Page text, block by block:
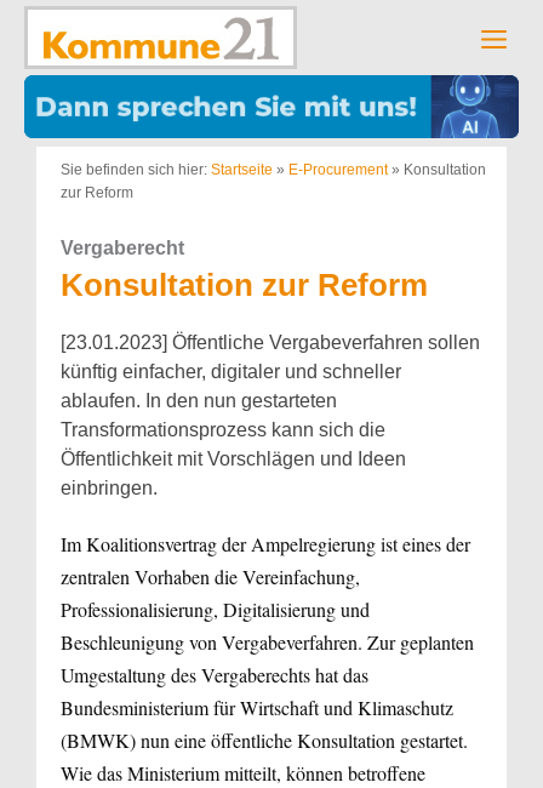
Zum
springen
Sie befinden sich hier: Startseite » E-Procurement» Konsultation
zur Reform
Vergaberecht
Konsultation zur Reform
[23.01.2023] Öffentliche Vergabeverfahren sollen
künftig einfacher, digitaler und schneller
ablaufen. In den nun gestarteten
Transformationsprozess kann sich die
Öffentlichkeit mit Vorschlägen und Ideen
einbringen.
Im Koalitionsvertrag der Ampelregierung ist eines der
zentralen Vorhaben die Vereinfachung,
Professionalisierung, Digitalisierung und
Beschleunigung von Vergabeverfahren. Zur geplanten
Umgestaltung des Vergaberechts hat das
Bundesministerium für Wirtschaft und Klimaschutz
(BMWK) nun eine öffentliche Konsultation gestartet.
Wie das Ministerium mitteilt, können betroffene